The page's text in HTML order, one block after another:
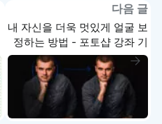
다음 글
내 자신을 더욱 멋있게 얼굴 보
정하는 방법 - 포토샵 강좌 기
초